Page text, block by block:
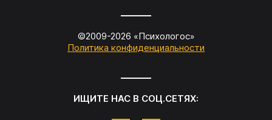
©2009-2026 «Психологос»
Политика конфиденциальности
ИЩИТЕ НАС В СОЦ.СЕТЯХ: